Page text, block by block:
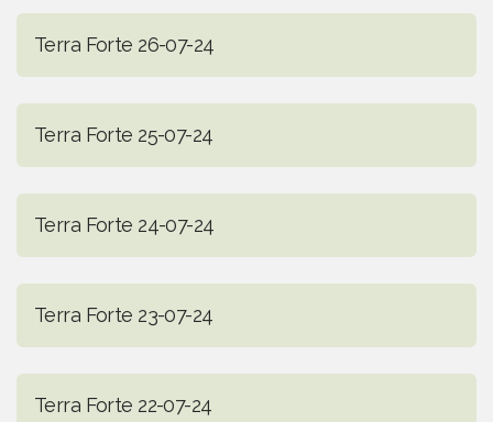
Terra Forte 26-07-24
Terra Forte 25-07-24
Terra Forte 24-07-24
Terra Forte 23-07-24
Terra Forte 22-07-24